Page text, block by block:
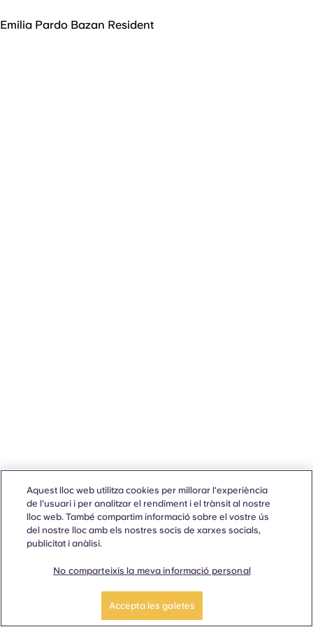
Emilia Pardo Bazan Resident
Aquest lloc web utilitza cookies per millorar l'experiència
de l'usuari i per analitzar el rendiment i el trànsit al nostre
lloc web. També compartim informació sobre el vostre ús
del nostre lloc amb els nostres socis de xarxes socials,
publicitat i anàlisi.
No comparteixis la meva informació personal
Accepta les galetes